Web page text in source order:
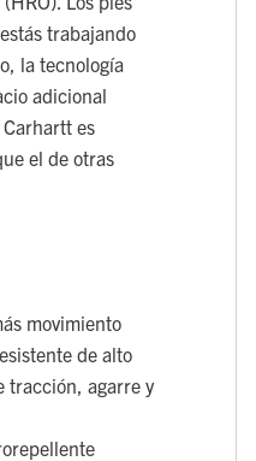
trabajando
la tecnología
adicional
es
el de otras
movimiento
de alto
tracción, agarre y